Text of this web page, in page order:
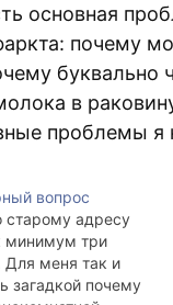
основная
почему
буквально
в
проблемы я
вопрос
старому адресу
минимум три
Для меня так и
загадкой почему